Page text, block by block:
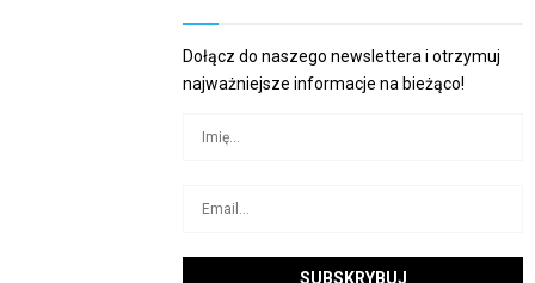
Dołącz do naszego newslettera i otrzymuj
najważniejsze informacje na bieżąco!